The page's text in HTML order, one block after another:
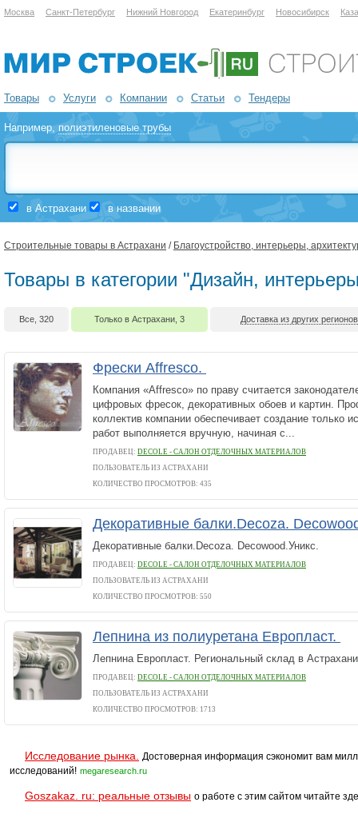
Москва Санкт-Петербург Нижний Новгород Екатеринбург Новосибирск
Товары Услуги Компании Статьи Тендеры
Например,полиэтиленовые трубы
в Астрахани в названии
Строительные товары в Астрахани / Благоустройство, интерьеры,
Товары в категории "Дизайн,
Все, 320 Только в Астрахани, 3 Доставка из других
Фрески Affresco.
Компания «Affresco» по праву считается
цифровых фресок, декоративных обоев и картин.
коллектив компании обеспечивает создание только
работ выполняется вручную, начиная с...
ПРОДАВЕЦ: DECOLE - САЛОН ОТДЕЛОЧНЫХ МАТЕРИАЛОВ
ПОЛЬЗОВАТЕЛЬ ИЗ АСТРАХАНИ
КОЛИЧЕСТВО ПРОСМОТРОВ: 435
Декоративные балки.Decoza.
Декоративные балки.Decoza. Decowood.Уникс.
ПРОДАВЕЦ: DECOLE - САЛОН ОТДЕЛОЧНЫХ МАТЕРИАЛОВ
ПОЛЬЗОВАТЕЛЬ ИЗ АСТРАХАНИ
КОЛИЧЕСТВО ПРОСМОТРОВ: 550
Лепнина из полиуретана Европласт.
Лепнина Европласт. Региональный склад в
ПРОДАВЕЦ: DECOLE - САЛОН ОТДЕЛОЧНЫХ МАТЕРИАЛОВ
ПОЛЬЗОВАТЕЛЬ ИЗ АСТРАХАНИ
КОЛИЧЕСТВО ПРОСМОТРОВ: 1713
Исследование рынка.
Достоверная информация сэкономит вам
исследований! megaresearch.ru
Goszakaz. ru: реальные отзывы о работе с этим сайтом читайте